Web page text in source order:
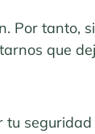
Por tanto,
que
tu